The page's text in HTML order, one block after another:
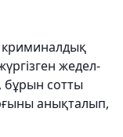
жедел-
бұрын сотты
анықталып,